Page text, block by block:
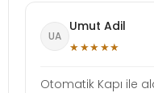
UA
Umut Adil
★★★★★
Otomatik Kapı ile